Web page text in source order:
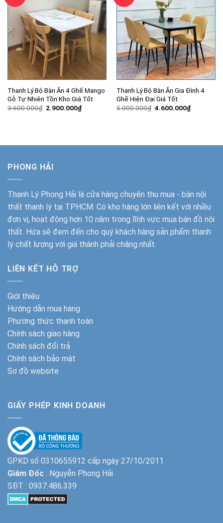
Thanh Lý Bộ Bàn Ăn 4 Ghế Mango
Gỗ Tự Nhiên Tồn Kho Giá Tốt
3.600.000₫ Giá
2.900.000₫Giá
hiện
Thanh Lý Bộ Bàn Ăn Gia Đình 4
Ghế Hiện Đại Giá Tốt
5.000.000₫ Giá
4.600.000₫Giá
hiện
PHONG HẢI
Thanh Lý Phong Hải là cửa hàng chuyên thu mua - bán nội
thất thanh lý tại TPHCM. Có kho hàng lớn liên kết với nhiều
đơn vị, hoạt động hơn 10 năm trong lĩnh vực mua bán đồ nội
thất. Hứa sẽ đem đến cho quý khách hàng sản phẩm thanh
lý chất lượng với giá thành phải chăng nhất.
LIÊN KẾT HỖ TRỢ
Giới thiệu
Hướng dẫn mua hàng
Phương thức thanh toán
Chính sách giao hàng
Chính sách đổi trả
Chính sách bảo mật
Sơ đồ website
GIẤY PHÉP KINH DOANH
GPKD số 0310655912 cấp ngày 27/10/2011
Giám Đốc : Nguyễn Phong Hải
SĐT : 0937.486.339